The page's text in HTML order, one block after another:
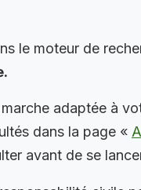
le moteur de
adaptée à
dans la page «
avant de se